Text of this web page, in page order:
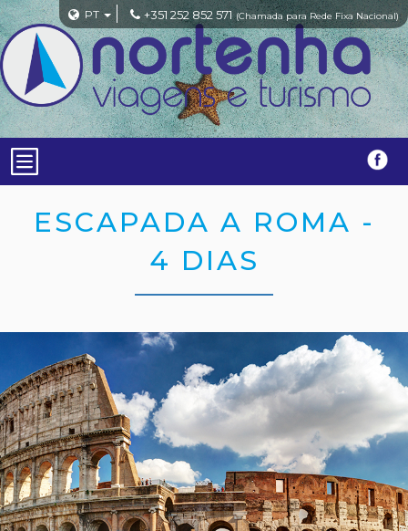
PT +351 252 852 571 (Chamada para Rede Fixa Nacional)
ESCAPADA A ROMA -
4 DIAS